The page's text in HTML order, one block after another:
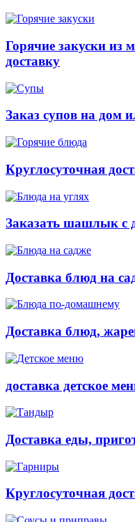
Горячие закуски из
доставку
Заказ супов на дом
Круглосуточная
Заказать шашлык с
Доставка блюд на
Доставка блюд,
доставка детское
Доставка еды,
Круглосуточная